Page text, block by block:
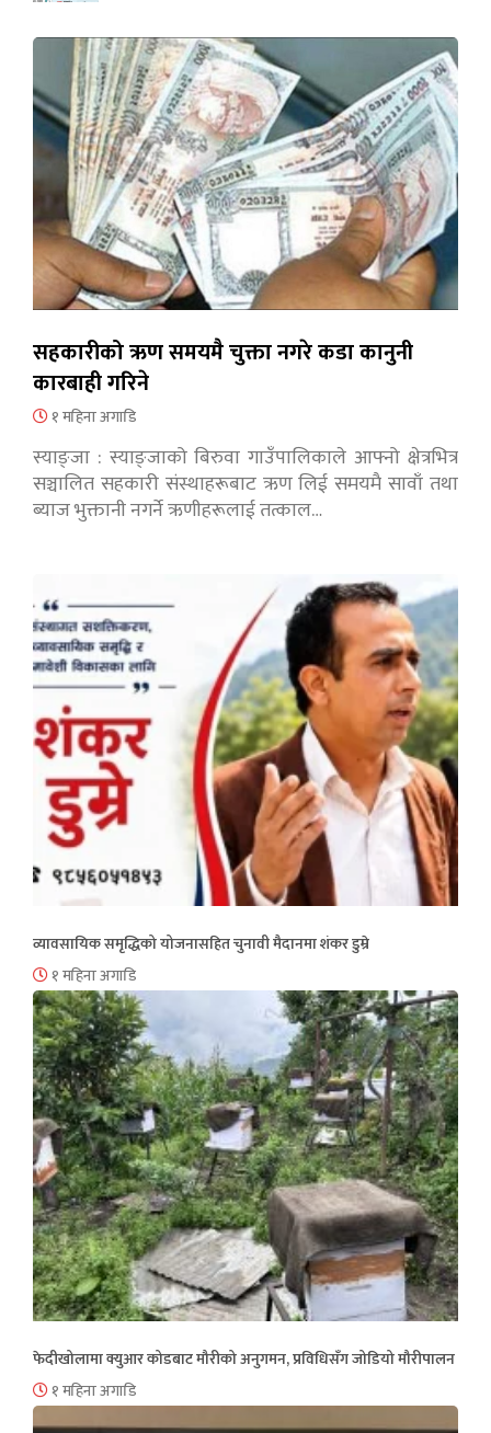
सहकारीको ऋण समयमै चुक्ता नगरे कडा कानुनी
कारबाही गरिने
१ महिना अगाडि
स्याङ्जा : स्याङ्जाको बिरुवा गाउँपालिकाले आफ्नो क्षेत्रभित्र
सञ्चालित सहकारी संस्थाहरूबाट ऋण लिई समयमै सावाँ तथा
ब्याज भुक्तानी नगर्ने ऋणीहरूलाई तत्काल…
व्यावसायिक समृद्धिको योजनासहित चुनावी मैदानमा शंकर डुम्रे
१ महिना अगाडि
फेदीखोलामा क्युआर कोडबाट मौरीको अनुगमन, प्रविधिसँग जोडियो मौरीपालन
१ महिना अगाडि